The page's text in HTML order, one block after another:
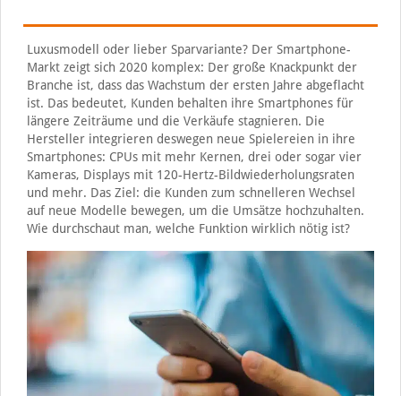
Luxusmodell oder lieber Sparvariante? Der Smartphone-
Markt zeigt sich 2020 komplex: Der große Knackpunkt der
Branche ist, dass das Wachstum der ersten Jahre abgeflacht
ist. Das bedeutet, Kunden behalten ihre Smartphones für
längere Zeiträume und die Verkäufe stagnieren. Die
Hersteller integrieren deswegen neue Spielereien in ihre
Smartphones: CPUs mit mehr Kernen, drei oder sogar vier
Kameras, Displays mit 120-Hertz-Bildwiederholungsraten
und mehr. Das Ziel: die Kunden zum schnelleren Wechsel
auf neue Modelle bewegen, um die Umsätze hochzuhalten.
Wie durchschaut man, welche Funktion wirklich nötig ist?